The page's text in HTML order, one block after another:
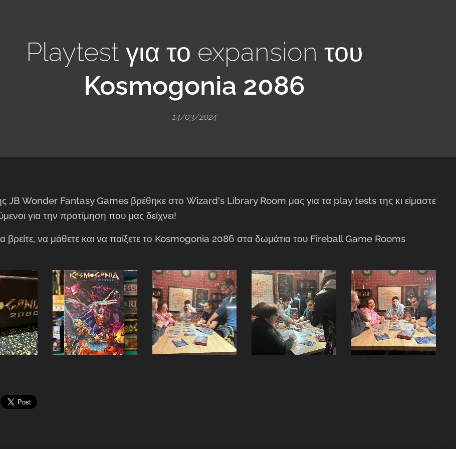
Playtest για το expansion του
Kosmogonia 2086
14/03/2024
JB Wonder Fantasy Games βρέθηκε στο Wizard's Library Room μας για τα play tests της κι είμαστε
για την προτίμηση που μας δείχνει!
βρείτε, να μάθετε και να παίξετε το Kosmogonia 2086 στα δωμάτια του Fireball Game Rooms